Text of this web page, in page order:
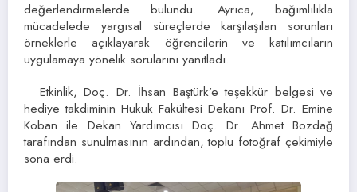
değerlendirmelerde bulundu. Ayrıca, bağımlılıkla
mücadelede yargısal süreçlerde karşılaşılan sorunları
örneklerle açıklayarak öğrencilerin ve katılımcıların
uygulamaya yönelik sorularını yanıtladı.
Etkinlik, Doç. Dr. İhsan Baştürk’e teşekkür belgesi ve
hediye takdiminin Hukuk Fakültesi Dekanı Prof. Dr. Emine
Koban ile Dekan Yardımcısı Doç. Dr. Ahmet Bozdağ
tarafından sunulmasının ardından, toplu fotoğraf çekimiyle
sona erdi.